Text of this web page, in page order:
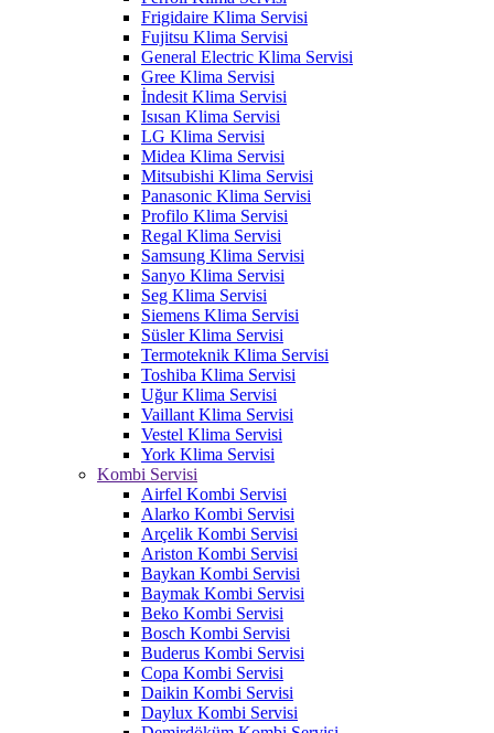
Frigidaire Klima Servisi
Fujitsu Klima Servisi
General Electric Klima Servisi
Gree Klima Servisi
İndesit Klima Servisi
Isısan Klima Servisi
LG Klima Servisi
Midea Klima Servisi
Mitsubishi Klima Servisi
Panasonic Klima Servisi
Profilo Klima Servisi
Regal Klima Servisi
Samsung Klima Servisi
Sanyo Klima Servisi
Seg Klima Servisi
Siemens Klima Servisi
Süsler Klima Servisi
Termoteknik Klima Servisi
Toshiba Klima Servisi
Uğur Klima Servisi
Vaillant Klima Servisi
Vestel Klima Servisi
York Klima Servisi
Kombi Servisi
Airfel Kombi Servisi
Alarko Kombi Servisi
Arçelik Kombi Servisi
Ariston Kombi Servisi
Baykan Kombi Servisi
Baymak Kombi Servisi
Beko Kombi Servisi
Bosch Kombi Servisi
Buderus Kombi Servisi
Copa Kombi Servisi
Daikin Kombi Servisi
Daylux Kombi Servisi